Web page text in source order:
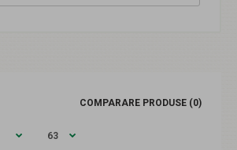
COMPARARE PRODUSE (0)